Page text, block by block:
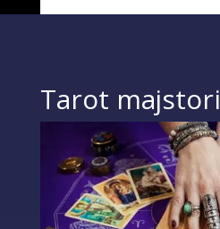
Tarot majstori